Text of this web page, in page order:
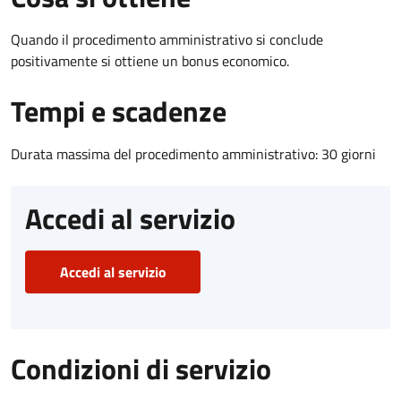
Quando il procedimento amministrativo si conclude
positivamente si ottiene un bonus economico.
Tempi e scadenze
Durata massima del procedimento amministrativo: 30 giorni
Accedi al servizio
Accedi al servizio
Condizioni di servizio